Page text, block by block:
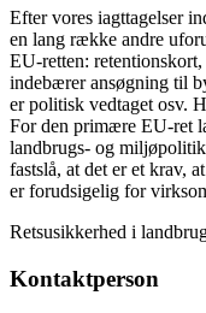
Efter vores iagttagelser
en lang række andre
EU-retten:
indebærer ansøgning til
er politisk vedtaget osv.
For den primære EU-ret
landbrugs- og
fastslå, at det er et krav,
er forudsigelig for
Retsusikkerhed i
Kontaktperson